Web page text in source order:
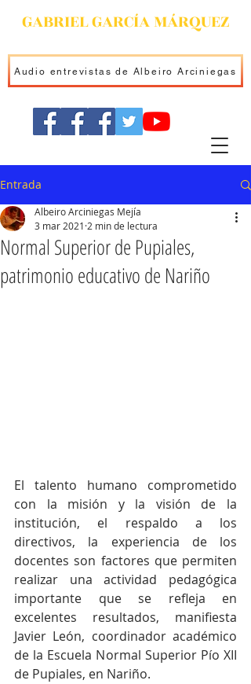
GABRIEL GARCÍA MÁRQUEZ
Audio entrevistas de Albeiro Arciniegas
Entrada
Normal Superior de Pupiales,
patrimonio educativo de Nariño
Albeiro Arciniegas Mejía
3 mar 2021 2 min de lectura
El talento humano comprometido
con la misión y la visión de la
institución, el respaldo a los
directivos, la experiencia de los
docentes son factores que permiten
realizar una actividad pedagógica
importante que se refleja en
excelentes resultados, manifiesta
Javier León, coordinador académico
de la Escuela Normal Superior Pío XII
de Pupiales, en Nariño.